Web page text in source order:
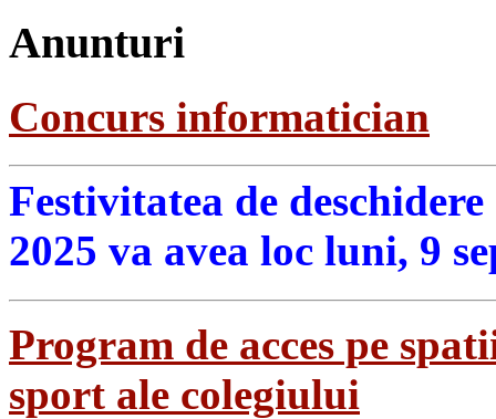
Anunturi
Concurs informatician
Festivitatea de
2025 va avea loc luni, 9
Program de acces pe
sport ale colegiului